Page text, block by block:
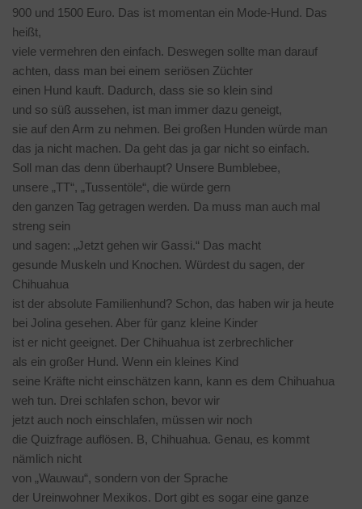
900 und 1500 Euro. Das ist momentan ein Mode-Hund. Das
heißt,
viele vermehren den einfach. Deswegen sollte man darauf
achten, dass man bei einem seriösen Züchter
einen Hund kauft. Dadurch, dass sie so klein sind
und so süß aussehen, ist man immer dazu geneigt,
sie auf den Arm zu nehmen. Bei großen Hunden würde man
das ja nicht machen. Da geht das ja gar nicht so einfach.
Soll man das denn überhaupt? Unsere Bumblebee,
unsere „TT“, „Tussentöle“, die würde gern
den ganzen Tag getragen werden. Da muss man auch mal
streng sein
und sagen: „Jetzt gehen wir Gassi.“ Das macht
gesunde Muskeln und Knochen. Würdest du sagen, der
Chihuahua
ist der absolute Familienhund? Schon, das haben wir ja heute
bei Jolina gesehen. Aber für ganz kleine Kinder
ist er nicht geeignet. Der Chihuahua ist zerbrechlicher
als ein großer Hund. Wenn ein kleines Kind
seine Kräfte nicht einschätzen kann, kann es dem Chihuahua
weh tun. Drei schlafen schon, bevor wir
jetzt auch noch einschlafen, müssen wir noch
die Quizfrage auflösen. B, Chihuahua. Genau, es kommt
nämlich nicht
von „Wauwau“, sondern von der Sprache
der Ureinwohner Mexikos. Dort gibt es sogar eine ganze